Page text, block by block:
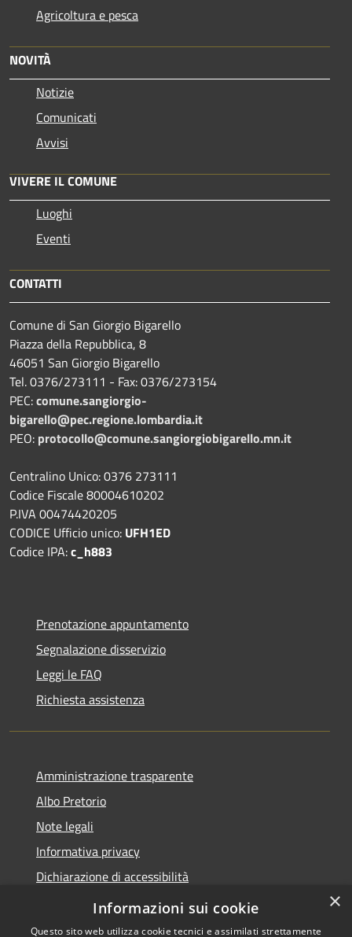
Agricoltura e pesca
NOVITÀ
Notizie
Comunicati
Avvisi
VIVERE IL COMUNE
Luoghi
Eventi
CONTATTI
Comune di San Giorgio Bigarello
Piazza della Repubblica, 8
46051 San Giorgio Bigarello
Tel. 0376/273111 - Fax: 0376/273154
PEC:comune.sangiorgio-
bigarello@pec.regione.lombardia.it
PEO: protocollo@comune.sangiorgiobigarello.mn.it
Centralino Unico: 0376 273111
Codice Fiscale 80004610202
P.IVA 00474420205
CODICE Ufficio unico: UFH1ED
Codice IPA:c_h883
Prenotazione appuntamento
Segnalazione disservizio
Leggi le FAQ
Richiesta assistenza
Amministrazione trasparente
Albo Pretorio
Note legali
Informativa privacy
Dichiarazione di accessibilità
Obiettivi di accessibilità
×
Informazioni sui cookie
Questo sito web utilizza cookie tecnici e assimilati strettamente